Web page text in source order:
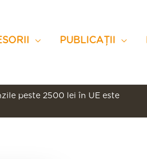
PUBLICAȚII
peste 2500 lei în UE este